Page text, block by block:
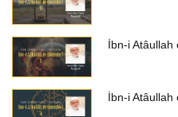
İbn-i Atâullah
İbn-i Atâullah